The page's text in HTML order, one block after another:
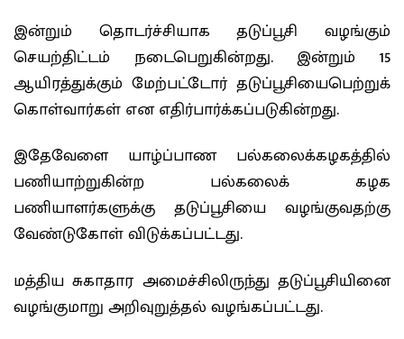
இன்றும் தொடர்ச்சியாக தடுப்பூசி வழங்கும்
செயற்திட்டம் நடைபெறுகின்றது. இன்றும் 15
ஆயிரத்துக்கும் மேற்பட்டோர் தடுப்பூசியைபெற்றுக்
கொள்வார்கள் என எதிர்பார்க்கப்படுகின்றது.
இதேவேளை யாழ்ப்பாண பல்கலைக்கழகத்தில்
பணியாற்றுகின்ற பல்கலைக் கழக
பணியாளர்களுக்கு தடுப்பூசியை வழங்குவதற்கு
வேண்டுகோள் விடுக்கப்பட்டது.
மத்திய சுகாதார அமைச்சிலிருந்து தடுப்பூசியினை
வழங்குமாறு அறிவுறுத்தல் வழங்கப்பட்டது.